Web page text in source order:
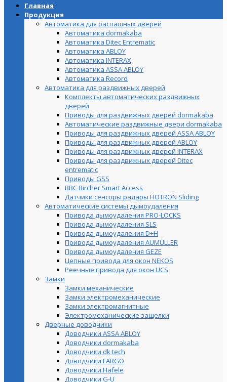
Главная
Продукция
Автоматика для распашных дверей
Автоматика dormakaba
Автоматика Ditec Entrematic
Автоматика ABLOY
Автоматика INTERAX
Автоматика ASSA ABLOY
Автоматика Record
Автоматика для раздвижных дверей
Комплекты автоматических раздвижных
дверей
Приводы для раздвижных дверей dormakaba
Автоматические раздвижные двери dormakaba
Приводы для раздвижных дверей ASSA ABLOY
Приводы для раздвижных дверей ABLOY
Приводы для раздвижных дверей INTERAX
Приводы для раздвижных дверей Ditec
entrematic
Приводы GSS
BBC Bircher Smart Access
Датчики сенсоры радары HOTRON Sliding
Автоматические системы дымоудаления
Привода дымоудаления PRO-LOCKS
Привода дымоудаления SLS
Привода дымоудаления D+H
Привода дымоудаления AUMÜLLER
Привода дымоудаления GEZE
Цепные привода для окон NEKOS
Реечные привода для окон UСS
Замки
Замки механические
Замки электромеханические
Замки электромагнитные
Электромеханические защелки
Дверные доводчики
Доводчики ASSA ABLOY
Доводчики dormakaba
Доводчики dk tech
Доводчики FARGO
Доводчики Hafele
Доводчики G-U